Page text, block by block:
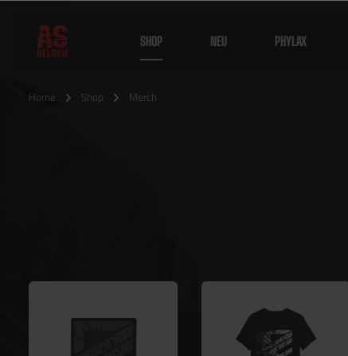
SHOP NEU PHYLAX
Home Shop Merch